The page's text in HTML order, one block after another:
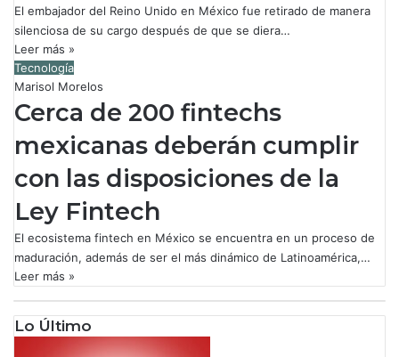
El embajador del Reino Unido en México fue retirado de manera
silenciosa de su cargo después de que se diera…
Leer más »
Tecnología
Marisol Morelos
Cerca de 200 fintechs
mexicanas deberán cumplir
con las disposiciones de la
Ley Fintech
El ecosistema fintech en México se encuentra en un proceso de
maduración, además de ser el más dinámico de Latinoamérica,…
Leer más »
Lo Último